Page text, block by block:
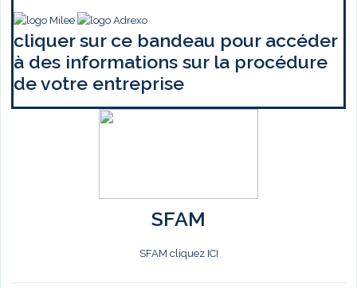
cliquer sur ce bandeau pour accéder
à des informations sur la procédure
de votre entreprise
SFAM
SFAM cliquez ICI